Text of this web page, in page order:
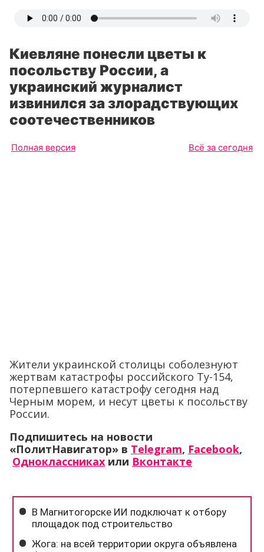
Киевляне понесли цветы к
посольству России, а
украинский журналист
извинился за злорадствующих
соотечественников
Полная версия Всё за сегодня
Жители украинской столицы соболезнуют
жертвам катастрофы российского Ту-154,
потерпевшего катастрофу сегодня над
Черным морем, и несут цветы к посольству
России.
Подпишитесь на новости
«ПолитНавигатор» в Telegram, Facebook,
Одноклассниках или Вконтакте